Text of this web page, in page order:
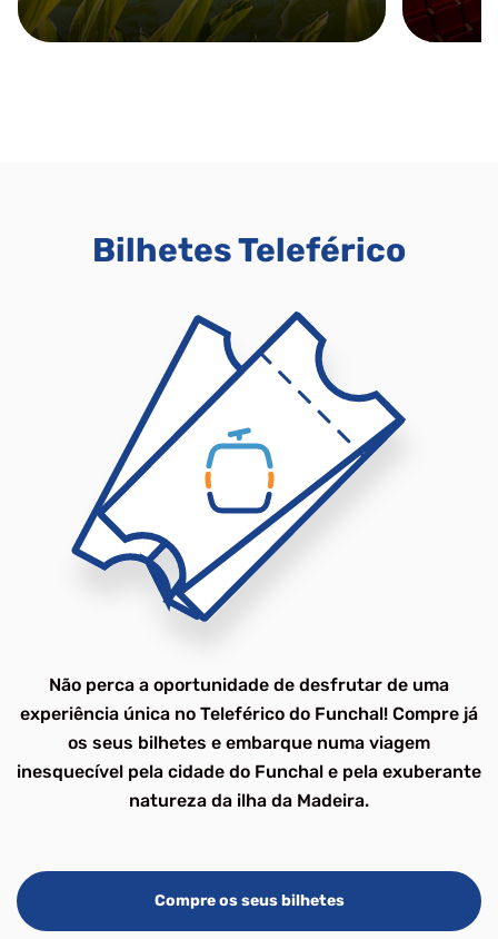
Bilhetes Teleférico
Não perca a oportunidade de desfrutar de uma
experiência única no Teleférico do Funchal! Compre já
os seus bilhetes e embarque numa viagem
inesquecível pela cidade do Funchal e pela exuberante
natureza da ilha da Madeira.
Compre os seus bilhetes